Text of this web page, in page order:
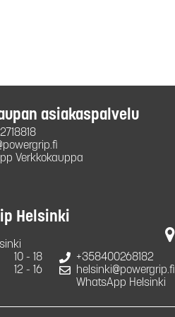
asiakaspalvelu
Verkkokauppa
Helsinki
10 - 18
12 - 16
+358400268182
helsinki@powergrip.fi
WhatsApp Helsinki